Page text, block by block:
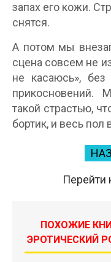
запах его кожи.
снятся.
А потом мы
сцена совсем не
не касаюсь»,
такой страстью,
бортик, и весь пол
Перейти
ПОХОЖИЕ
ЭРОТИЧЕСКИЙ